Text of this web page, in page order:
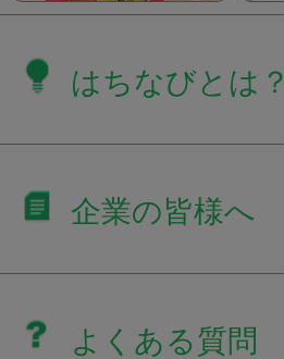
はちなびとは？
企業の皆様へ
よくある質問